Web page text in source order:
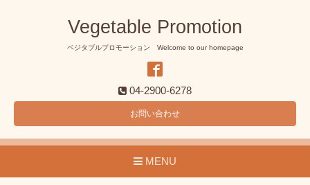
Vegetable Promotion
ベジタブルプロモーション Welcome to our homepage
04-2900-6278
お問い合わせ
MENU